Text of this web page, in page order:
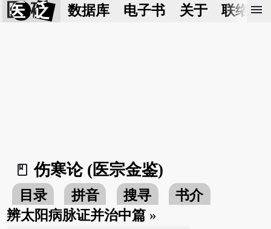
医 砭 数据库 电子书 关于 联络我
menu
book_2
伤寒论 (医宗金鉴)
目录 拼音 搜寻
书介
辨太阳病脉证并治中篇 »